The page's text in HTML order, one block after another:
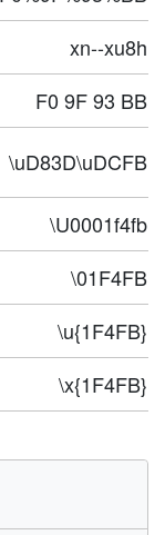
xn--xu8h
F0 9F 93 BB
\uD83D\uDCFB
\U0001f4fb
\01F4FB
\u{1F4FB}
\x{1F4FB}